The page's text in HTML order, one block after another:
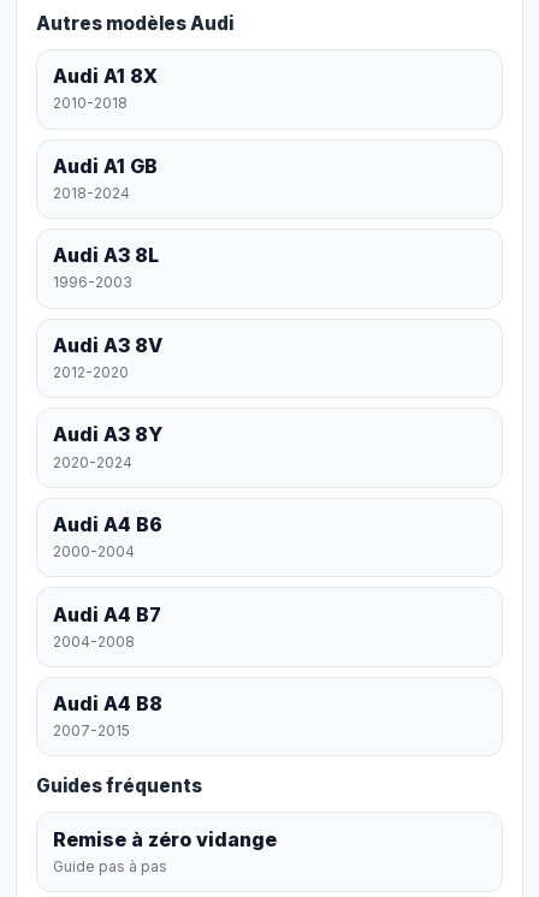
Autres modèles Audi
Audi A1 8X
2010-2018
Audi A1 GB
2018-2024
Audi A3 8L
1996-2003
Audi A3 8V
2012-2020
Audi A3 8Y
2020-2024
Audi A4 B6
2000-2004
Audi A4 B7
2004-2008
Audi A4 B8
2007-2015
Guides fréquents
Remise à zéro vidange
Guide pas à pas